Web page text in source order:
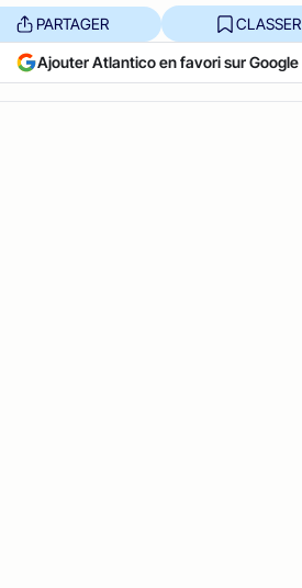
PARTAGER CLASSER
Ajouter Atlantico en favori sur Google